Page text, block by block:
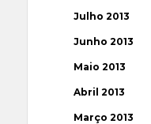
Julho 2013
Junho 2013
Maio 2013
Abril 2013
Março 2013